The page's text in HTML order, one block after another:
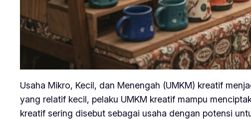
Usaha Mikro, Kecil, dan Menengah (UMKM) kreatif
yang relatif kecil, pelaku UMKM kreatif mampu
kreatif sering disebut sebagai usaha dengan potensi